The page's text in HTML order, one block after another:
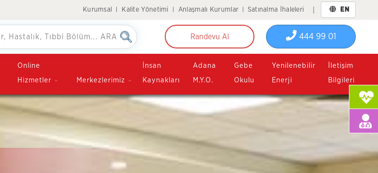
Kurumsal Kalite Yönetimi Anlaşmalı Kurumlar Satınalma İhaleleri EN
Randevu Al 444 99 01
Online
Hizmetler
Merkezlerimiz
İnsan
Kaynakları
Adana
M.Y.O.
Gebe
Okulu
Yenilenebilir
Enerji
İletişim
Bilgileri